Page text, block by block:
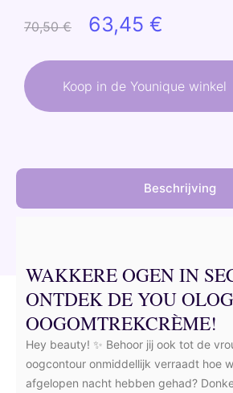
70,50€
Oorspronkelijke
was:
63,45 €
Koop in de Younique winkel
Beschrijving
WAKKERE OGEN IN
ONTDEK DE YOU
OOGOMTREKCRÈME!
Hey beauty! ✨ Behoor jij ook tot de
oogcontour onmiddellijk verraadt hoe
afgelopen nacht hebben gehad?